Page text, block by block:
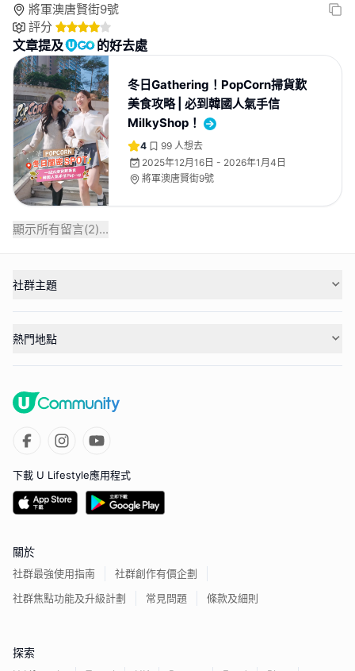
將軍澳唐賢街9號
評分
文章提及 的好去處
冬日Gathering！PopCorn掃貨歎
美食攻略 | 必到韓國人氣手信
MilkyShop！
4 99 人想去
2025年12月16日 - 2026年1月4日
將軍澳唐賢街9號
顯示所有留言(2)...
社群主題
熱門地點
下載 U Lifestyle應用程式
關於
社群最強使用指南
社群創作有價企劃
社群焦點功能及升級計劃
常見問題 條款及細則
探索